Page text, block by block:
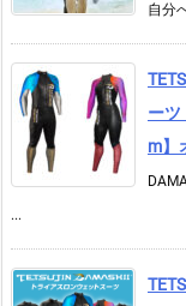
自分
ー
m】
...